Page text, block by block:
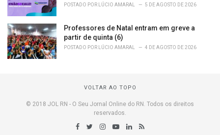
POSTADO POR LÚCIO AMARAL 5 DE AGOSTO DE 2026
Professores de Natal entram em greve a
partir de quinta (6)
POSTADO POR LÚCIO AMARAL 4 DE AGOSTO DE 2026
VOLTAR AO TOPO
© 2018 JOL RN - O Seu Jornal Online do RN. Todos os direitos
reservados.